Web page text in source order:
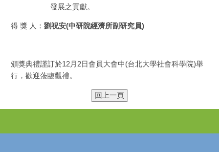
發展之貢獻。
得 獎 人：劉祝安(中研院經濟所副研究員)
頒獎典禮謹訂於12月 2日會員大會中(台北大學社會科學院)舉
行，歡迎蒞臨觀禮。